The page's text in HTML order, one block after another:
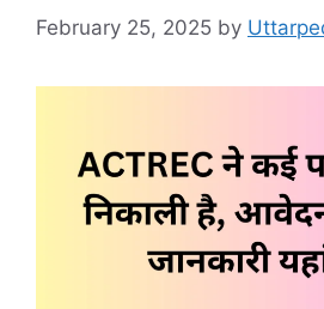
February 25, 2025 by